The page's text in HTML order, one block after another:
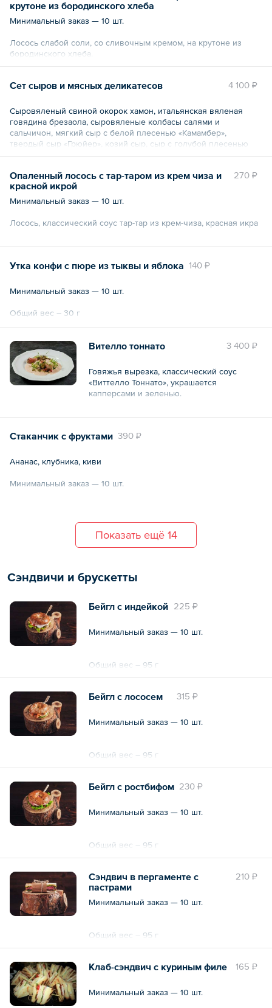
крутоне из бородинского хлеба
Минимальный заказ — 10 шт.
Лосось слабой соли, со сливочным кремом, на крутоне из
бородинского хлеба.
4 100 ₽
Сет сыров и мясных деликатесов
Сыровяленый свиной окорок хамон, итальянская вяленая
говядина брезаола, сыровяленые колбасы салями и
сальчичон, мягкий сыр с белой плесенью «Камамбер»,
твердый сыр «Грюйер», козий сыр, сыр с голубой плесенью
«Рокфор», пармезан, чеддер, конфитюр из черники, крекер с
гриссини.
Общий вес – 480 г
270 ₽
Опаленный лосось с тар-таром из крем чиза и
красной икрой
Минимальный заказ — 10 шт.
Лосось, классический соус тар-тар из крем-чиза, красная икра
Общий вес – 35 г
140 ₽
Утка конфи с пюре из тыквы и яблока
Минимальный заказ — 10 шт.
Общий вес – 30 г
3 400 ₽
Вителло тоннато
Говяжья вырезка, классический соус
«Виттелло Тоннато», украшается
капперсами и зеленью.
Общий вес – 480 г
390 ₽
Стаканчик с фруктами
Ананас, клубника, киви
Минимальный заказ — 10 шт.
Показать ещё 14
Сэндвичи и брускетты
225 ₽
Бейгл с индейкой
Минимальный заказ — 10 шт.
Общий вес – 95 г
315 ₽
Бейгл с лососем
Минимальный заказ — 10 шт.
Общий вес – 95 г
230 ₽
Бейгл с ростбифом
Минимальный заказ — 10 шт.
Общий вес – 95 г
210 ₽
Сэндвич в пергаменте с
пастрами
Минимальный заказ — 10 шт.
Общий вес – 95 г
165 ₽
Клаб-сэндвич с куриным филе
Минимальный заказ — 10 шт.